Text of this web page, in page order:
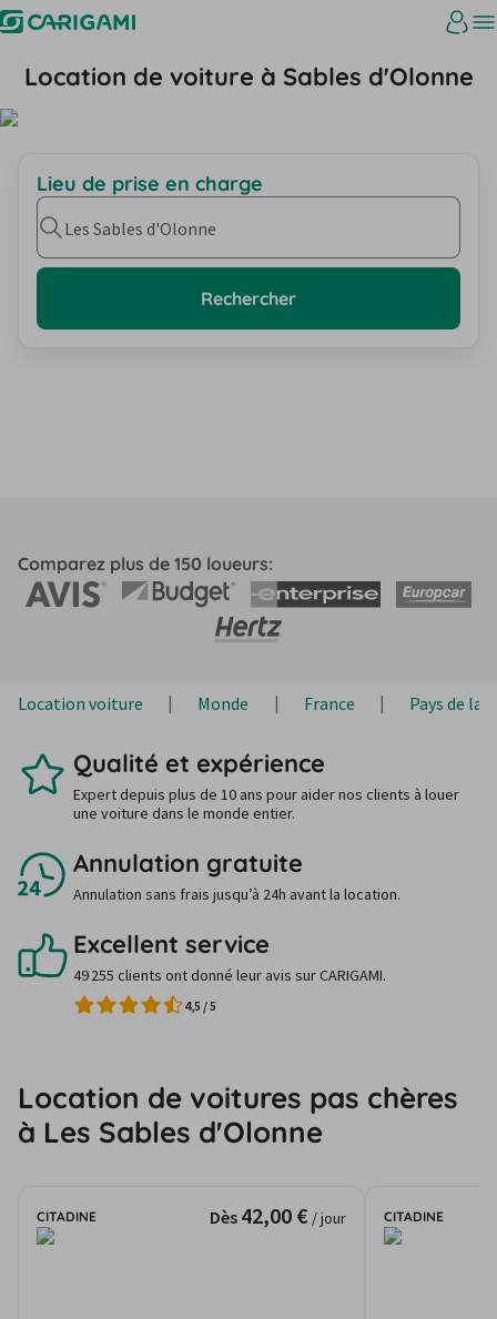
Location de voiture à Sables d'Olonne
Lieu de prise en charge
Les Sables d'Olonne
Rechercher
Comparez plus de 150 loueurs:
Location voiture Monde France Pays de la
Qualité et expérience
Expert depuis plus de 10 ans pour aider nos clients à louer
une voiture dans le monde entier.
Annulation gratuite
Annulation sans frais jusqu’à 24h avant la location.
Excellent service
49 255 clients ont donné leur avis sur CARIGAMI.
4,5 /5
Location de voitures pas chères
à Les Sables d'Olonne
CITADINE Dès 42,00 € / jour CITADINE